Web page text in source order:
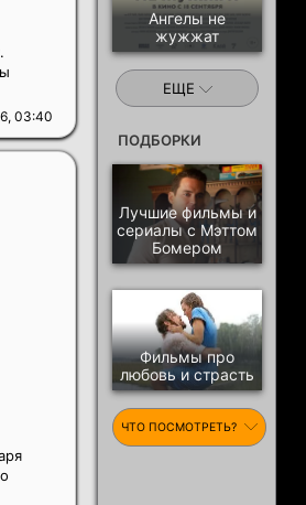
03:40
Ангелы не
жужжат
ЕЩЕ
ПОДБОРКИ
Лучшие фильмы и
сериалы с Мэттом
Бомером
Фильмы про
любовь и страсть
ЧТО ПОСМОТРЕТЬ?